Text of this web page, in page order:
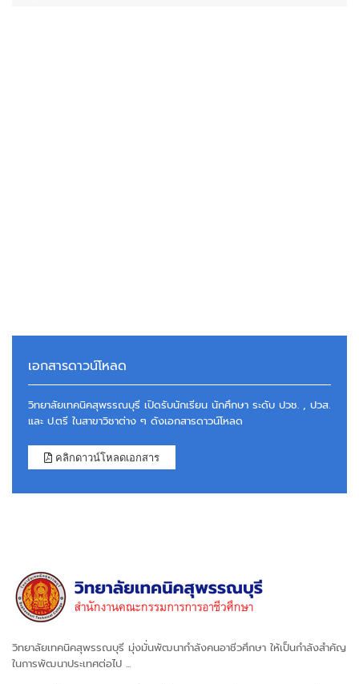
เอกสารดาวน์โหลด
วิทยาลัยเทคนิคสุพรรณบุรี เปิดรับนักเรียน นักศึกษา ระดับ ปวช. , ปวส.
และ ป.ตรี ในสาขาวิชาต่าง ๆ ดังเอกสารดาวน์โหลด
คลิกดาวน์โหลดเอกสาร
วิทยาลัยเทคนิคสุพรรณบุรี มุ่งมั่นพัฒนากำลังคนอาชีวศึกษา ให้เป็นกำลังสำคัญ
ในการพัฒนาประเทศต่อไป ...